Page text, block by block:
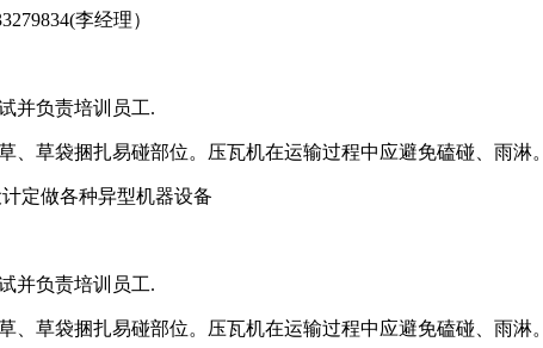
李经理）
并负责培训员工.
、草袋捆扎易碰部位。压瓦机在运输过程中应避免磕碰、雨淋。
定做各种异型机器设备
并负责培训员工.
、草袋捆扎易碰部位。压瓦机在运输过程中应避免磕碰、雨淋。